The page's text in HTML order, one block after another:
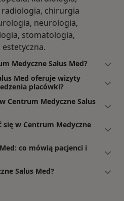
chirurgia
neurologia,
stomatologia,
Medyczne Salus Med?
Med oferuje wizyty
placówki?
Centrum Medyczne Salus
w Centrum Medyczne
co mówią pacjenci i
Salus Med?